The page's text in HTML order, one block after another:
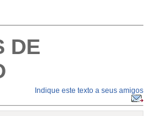
DE
Indique este texto a seus amigos